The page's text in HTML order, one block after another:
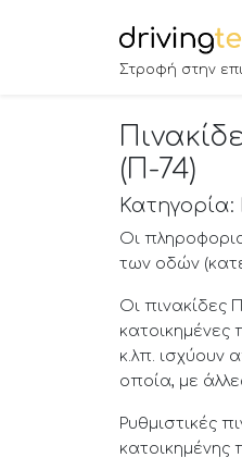
Στροφή στην
(Π-74)
Οι
των οδών
Οι πινακίδες
κ.λπ. ισχύουν
οποία, με
Ρυθμιστικές
κατοικημένης